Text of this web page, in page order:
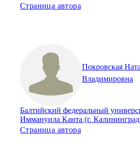
Страница автора
Покровская
Владимировна
Балтийский федеральный
Иммануила Канта (г.
Страница автора